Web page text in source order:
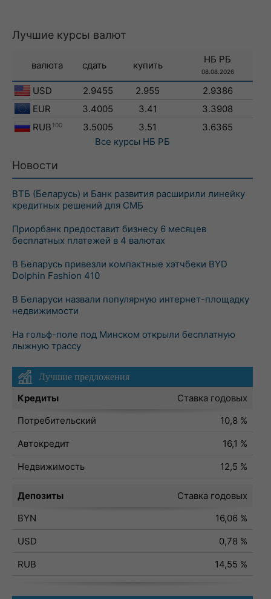
Лучшие курсы валют
валюта сдать купить
НБ РБ
08.08.2026
USD 2.9455 2.955
2.9386
EUR
3.4005 3.41
3.3908
RUB 100 3.5005 3.51
3.6365
Все курсы НБ РБ
Новости
ВТБ (Беларусь) и Банк развития расширили линейку
кредитных решений для СМБ
Приорбанк предоставит бизнесу 6 месяцев
бесплатных платежей в 4 валютах
В Беларусь привезли компактные хэтчбеки BYD
Dolphin Fashion 410
В Беларуси назвали популярную интернет-площадку
недвижимости
На гольф-поле под Минском открыли бесплатную
лыжную трассу
Лучшие предложения
Кредиты
Ставка годовых
Потребительский
10,8 %
Автокредит
16,1 %
Недвижимость
12,5 %
Депозиты
Ставка годовых
BYN
16,06 %
USD
0,78 %
RUB
14,55 %